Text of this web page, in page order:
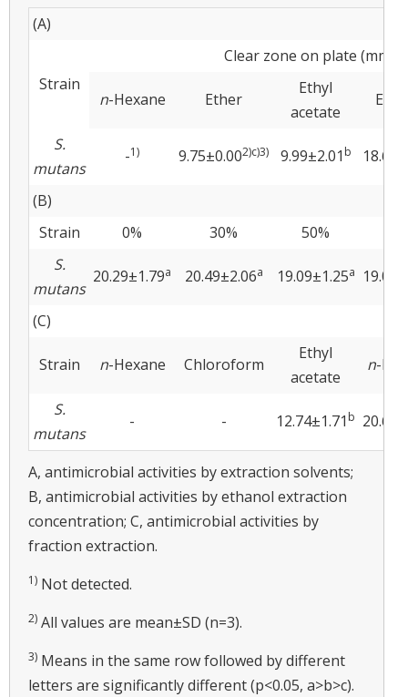
(A)
Strain
Clear zone on plate (mm)
n-Hexane Ether
Ethyl
acetate
S.
mutans
-1) 9.75±0.002)c)3) 9.99±2.01 b
(B)
Strain
0% 30% 50%
S.
mutans
20.29±1.79a 20.49±2.06a 19.09±1.25a
(C)
Strain n-Hexane Chloroform
Ethyl
acetate
n-
S.
mutans
- - 12.74±1.71 b
A, antimicrobial activities by extraction solvents;
B, antimicrobial activities by ethanol extraction
concentration; C, antimicrobial activities by
fraction extraction.
1) Not detected.
2) All values are mean±SD (n=3).
3) Means in the same row followed by different
letters are significantly different (p<0.05, a>b>c).